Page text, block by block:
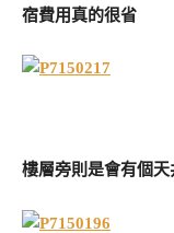
宿費用真的很省
樓層旁則是會有個